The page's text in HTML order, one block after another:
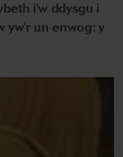
i'w ddysgu i
yw'r un enwog: y